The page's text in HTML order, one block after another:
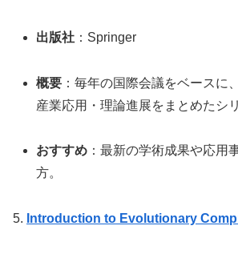
出版社 ：Springer
概要 ：毎年の国際会議をベースに
産業応用・理論進展をまとめたシ
おすすめ ：最新の学術成果や応用
方。
5. Introduction to Evolutionary